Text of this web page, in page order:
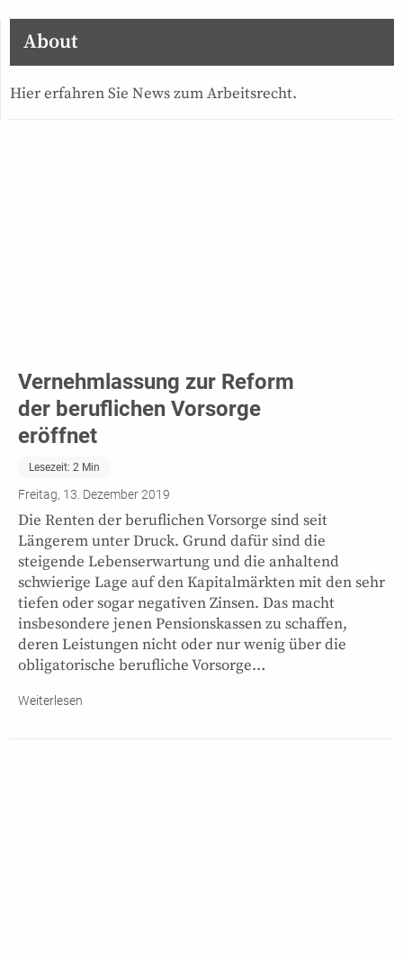
About
Hier erfahren Sie News zum Arbeitsrecht.
Vernehmlassung zur Reform
der beruflichen Vorsorge
eröffnet
Lesezeit: 2 Min
Freitag, 13. Dezember 2019
Die Renten der beruflichen Vorsorge sind seit
Längerem unter Druck. Grund dafür sind die
steigende Lebenserwartung und die anhaltend
schwierige Lage auf den Kapitalmärkten mit den sehr
tiefen oder sogar negativen Zinsen. Das macht
insbesondere jenen Pensionskassen zu schaffen,
deren Leistungen nicht oder nur wenig über die
obligatorische berufliche Vorsorge…
Weiterlesen